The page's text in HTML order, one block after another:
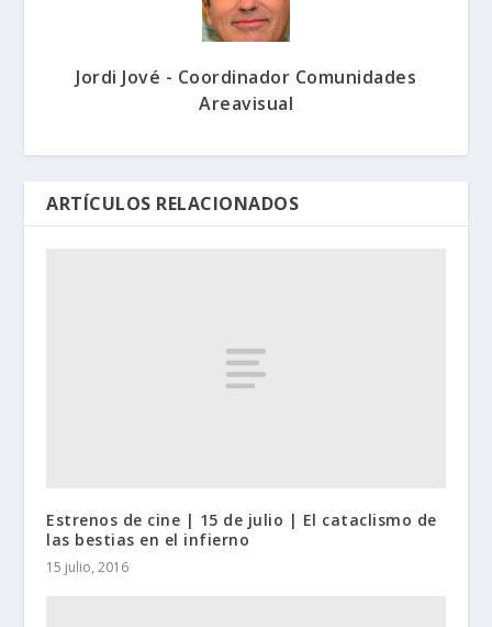
Jordi Jové - Coordinador Comunidades
Areavisual
ARTÍCULOS RELACIONADOS
Estrenos de cine | 15 de julio | El cataclismo de
las bestias en el infierno
15 julio, 2016